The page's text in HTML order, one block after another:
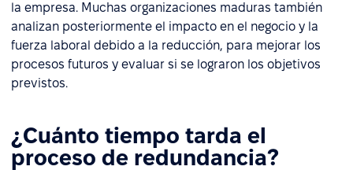
la empresa. Muchas organizaciones maduras también
analizan posteriormente el impacto en el negocio y la
fuerza laboral debido a la reducción, para mejorar los
procesos futuros y evaluar si se lograron los objetivos
previstos.
¿Cuánto tiempo tarda el
proceso de redundancia?